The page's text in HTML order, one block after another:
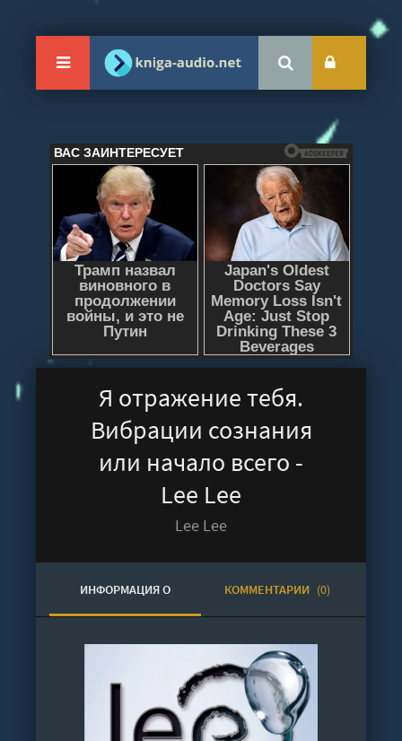
Я отражение тебя.
Вибрации сознания
или начало всего -
Lee Lee
Lee Lee
ИНФОРМАЦИЯ О
АУДИОКНИГЕ
КОММЕНТАРИИ (0)